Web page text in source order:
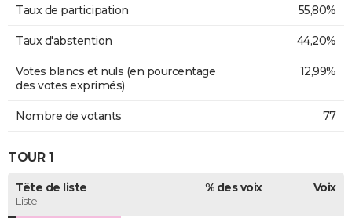
Taux de participation 55,80%
Taux d'abstention 44,20%
Votes blancs et nuls (en pourcentage
des votes exprimés)
12,99%
Nombre de votants 77
TOUR 1
Tête de liste
Liste
% des voix Voix